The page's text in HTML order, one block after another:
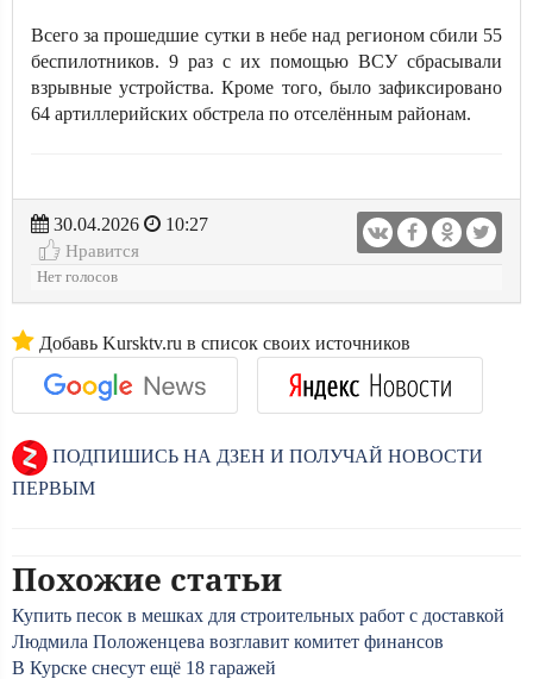
Всего за прошедшие сутки в небе над регионом сбили 55
беспилотников. 9 раз с их помощью ВСУ сбрасывали
взрывные устройства. Кроме того, было зафиксировано
64 артиллерийских обстрела по отселённым районам.
30.04.2026
10:27
Нравится
Нет голосов
Добавь Kursktv.ru в список своих источников
ПОДПИШИСЬ НА ДЗЕН И ПОЛУЧАЙ НОВОСТИ
ПЕРВЫМ
Похожие статьи
Купить песок в мешках для строительных работ с доставкой
Людмила Положенцева возглавит комитет финансов
В Курске снесут ещё 18 гаражей